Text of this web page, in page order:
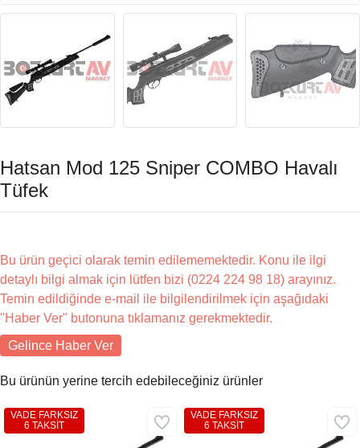
Hatsan Mod 125 Sniper COMBO Havalı
Tüfek
Bu ürün geçici olarak temin edilememektedir. Konu ile ilgi
detaylı bilgi almak için lütfen bizi (0224 224 98 18) arayınız.
Temin edildiğinde e-mail ile bilgilendirilmek için aşağıdaki
"Haber Ver" butonuna tıklamanız gerekmektedir.
Gelince Haber Ver
Bu ürünün yerine tercih edebileceğiniz ürünler
VADE FARKSIZ
6 TAKSİT
VADE FARKSIZ
6 TAKSİT